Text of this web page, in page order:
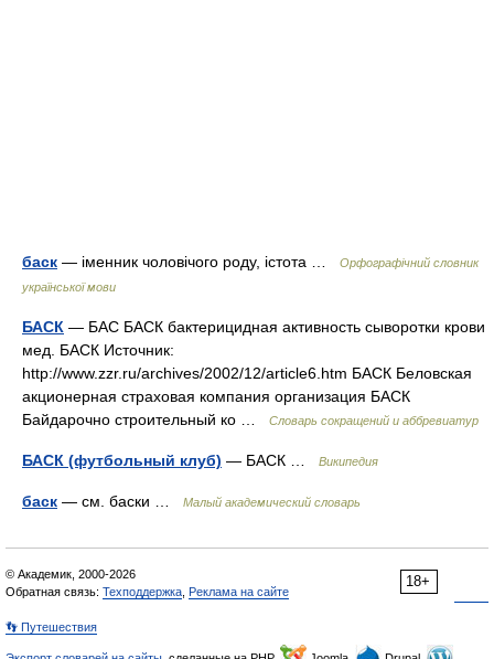
баск — іменник чоловічого роду, істота …
Орфографічний словник
української мови
БАСК — БАС БАСК бактерицидная активность сыворотки крови
мед. БАСК Источник:
http://www.zzr.ru/archives/2002/12/article6.htm БАСК Беловская
акционерная страховая компания организация БАСК
Байдарочно строительный ко …
Словарь сокращений и аббревиатур
БАСК (футбольный клуб) — БАСК … Википедия
баск — см. баски … Малый академический словарь
18+
© Академик, 2000-2026
Обратная связь: Техподдержка Реклама на сайте
👣 Путешествия